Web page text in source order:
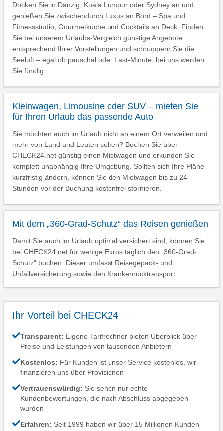
Docken Sie in Danzig, Kuala Lumpur oder Sydney an und
genießen Sie zwischendurch Luxus an Bord – Spa und
Fitnessstudio, Gourmetküche und Cocktails an Deck. Finden
Sie bei unserem Urlaubs-Vergleich günstige Angebote
entsprechend Ihrer Vorstellungen und schnuppern Sie die
Seeluft – egal ob pauschal oder Last-Minute, bei uns werden
Sie fündig.
Kleinwagen, Limousine oder SUV – mieten Sie
für Ihren Urlaub das passende Auto
Sie möchten auch im Urlaub nicht an einem Ort verweilen und
mehr von Land und Leuten sehen? Buchen Sie über
CHECK24.net günstig einen Mietwagen und erkunden Sie
komplett unabhängig Ihre Umgebung. Sollten sich Ihre Pläne
kurzfristig ändern, können Sie den Mietwagen bis zu 24
Stunden vor der Buchung kostenfrei stornieren.
Mit dem „360-Grad-Schutz“ das Reisen genießen
Damit Sie auch im Urlaub optimal versichert sind, können Sie
bei CHECK24.net für wenige Euros täglich den „360-Grad-
Schutz“ buchen. Dieser umfasst Reisegepäck- und
Unfallversicherung sowie den Krankenrücktransport.
Ihr Vorteil bei CHECK24
Transparent: Eigene Tarifrechner bieten Überblick über
Preise und Leistungen von tausenden Anbietern
Kostenlos: Für Kunden ist unser Service kostenlos, wir
finanzieren uns über Provisionen
Vertrauenswürdig: Sie sehen nur echte
Kundenbewertungen, die nach Abschluss abgegeben
wurden
Erfahren: Seit 1999 haben wir über 15 Millionen Kunden